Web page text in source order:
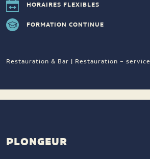
HORAIRES FLEXIBLES
FORMATION CONTINUE
Restauration & Bar | Restauration – service
PLONGEUR